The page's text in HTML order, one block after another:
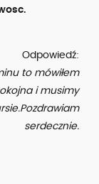
Odpowiedź:
to mówiłem
i musimy
serdecznie.